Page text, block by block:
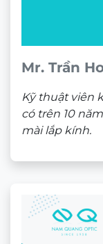
Mr. Trần
Kỹ thuật viên
có trên 10
mài lắp kính.